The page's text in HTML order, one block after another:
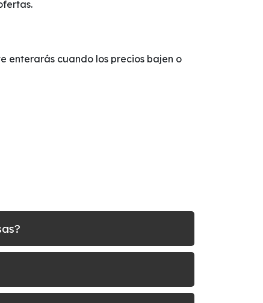
enterarás cuando los precios bajen o